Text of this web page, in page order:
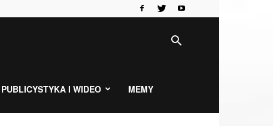
PUBLICYSTYKA I WIDEO MEMY